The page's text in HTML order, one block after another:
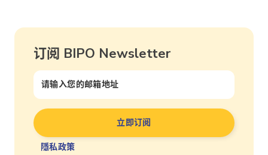
订阅 BIPO Newsletter
隱私政策